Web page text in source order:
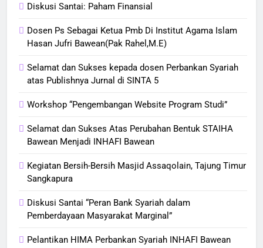
Diskusi Santai: Paham Finansial
Dosen Ps Sebagai Ketua Pmb Di Institut Agama Islam
Hasan Jufri Bawean(Pak Rahel,M.E)
Selamat dan Sukses kepada dosen Perbankan Syariah
atas Publishnya Jurnal di SINTA 5
Workshop “Pengembangan Website Program Studi”
Selamat dan Sukses Atas Perubahan Bentuk STAIHA
Bawean Menjadi INHAFI Bawean
Kegiatan Bersih-Bersih Masjid Assaqolain, Tajung Timur
Sangkapura
Diskusi Santai “Peran Bank Syariah dalam
Pemberdayaan Masyarakat Marginal”
Pelantikan HIMA Perbankan Syariah INHAFI Bawean